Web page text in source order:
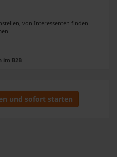
von Interessenten finden
im B2B
und sofort starten